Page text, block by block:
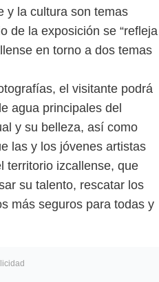
y la cultura son temas
de la exposición se “refleja
en torno a dos temas
el visitante podrá
agua principales del
y su belleza, así como
las y los jóvenes artistas
territorio izcallense, que
su talento, rescatar los
más seguros para todas y